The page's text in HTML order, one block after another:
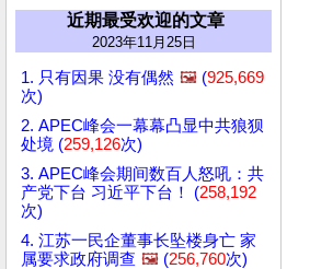
近期最受欢迎的文章
2023年11月25日
1. 只有因果 没有偶然 🖼️ (925,669
次)
2. APEC峰会一幕幕凸显中共狼狈
处境 (259,126次)
3. APEC峰会期间数百人怒吼：共
产党下台 习近平下台！ (258,192
次)
4. 江苏一民企董事长坠楼身亡 家
属要求政府调查 🖼️ (256,760次)